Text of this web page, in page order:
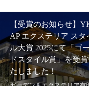
【受賞のお知らせ】
AP エクステリア スタ
ル大賞 2025にて「ゴ
ドスタイル賞」を受
たしました！